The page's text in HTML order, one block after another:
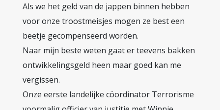
Als we het geld van de jappen binnen hebben
voor onze troostmeisjes mogen ze best een
beetje gecompenseerd worden.
Naar mijn beste weten gaat er teevens bakken
ontwikkelingsgeld heen maar goed kan me
vergissen.
Onze eerste landelijke cöordinator Terrorisme